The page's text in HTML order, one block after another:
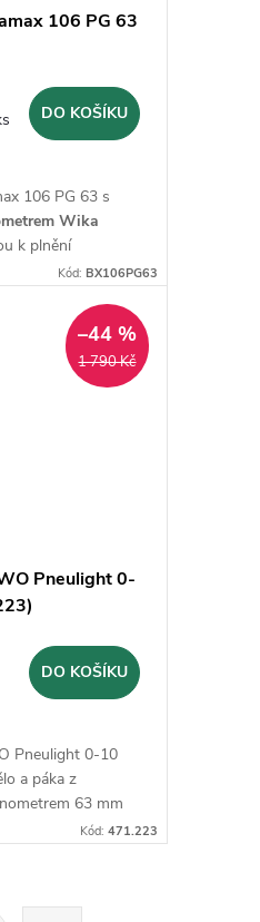
106 PG 63
DO KOŠÍKU
106 PG 63 s
Wika
k plnění
Kód: BX106PG63
1 790 Kč
–44 %
Pneulight 0-
DO KOŠÍKU
Pneulight 0-10
a páka z
63 mm
Kód: 471.223